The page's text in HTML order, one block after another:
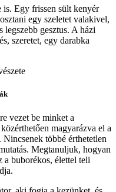
is. Egy frissen sült kenyér
egy szeletet valakivel,
legszebb gesztus. A házi
szeretet, egy darabka
vezet be minket a
magyarázva el a
többé érthetetlen
Megtanuljuk, hogyan
a buborékos, élettel teli